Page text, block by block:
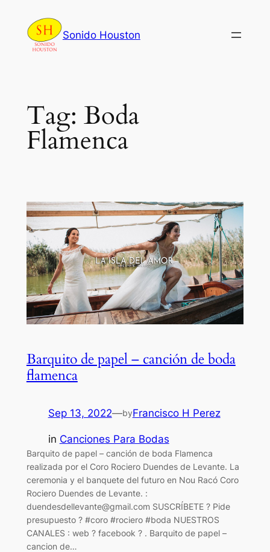
content
Sonido Houston
Tag: Boda
Flamenca
Barquito de papel – canción de boda
flamenca
Sep 13, 2022—byFrancisco H Perez
in Canciones Para Bodas
Barquito de papel – canción de boda Flamenca
realizada por el Coro Rociero Duendes de Levante. La
ceremonia y el banquete del futuro en Nou Racó Coro
Rociero Duendes de Levante. :
duendesdellevante@gmail.com SUSCRÍBETE ? Pide
presupuesto ? #coro #rociero #boda NUESTROS
CANALES : web ? facebook ? . Barquito de papel –
cancion de…